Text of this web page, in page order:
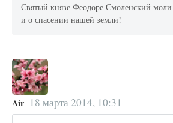
Святый князе Феодоре Смоленский
и о спасении нашей земли!
Air 18 марта 2014, 10:31